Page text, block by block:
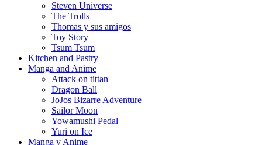
Steven Universe
The Trolls
Thomas y sus amigos
Toy Story
Tsum Tsum
Kitchen and Pastry
Manga and Anime
Attack on tittan
Dragon Ball
JoJos Bizarre Adventure
Sailor Moon
Yowamushi Pedal
Yuri on Ice
Manga y Anime